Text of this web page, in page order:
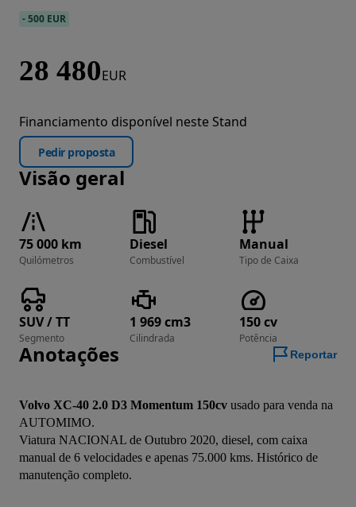
-500 EUR
28 480EUR
Financiamento disponível neste Stand
Pedir proposta
Visão geral
75 000 km
Quilómetros
Diesel
Combustível
Manual
Tipo de Caixa
SUV / TT
Segmento
1 969 cm3
Cilindrada
150 cv
Potência
Anotações Reportar
Volvo XC-40 2.0 D3 Momentum 150cv usado para venda na
AUTOMIMO.
Viatura NACIONAL de Outubro 2020, diesel, com caixa
manual de 6 velocidades e apenas 75.000 kms. Histórico de
manutenção completo.